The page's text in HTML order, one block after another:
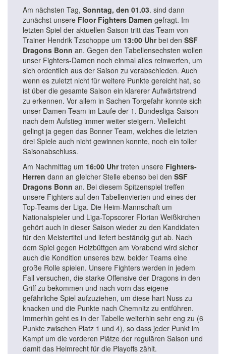
Am nächsten Tag, Sonntag, den 01.03. sind dann
zunächst unsere Floor Fighters Damen gefragt. Im
letzten Spiel der aktuellen Saison tritt das Team von
Trainer Hendrik Tzschoppe um 13:00 Uhrbei den SSF
Dragons Bonn an. Gegen den Tabellensechsten wollen
unser Fighters-Damen noch einmal alles reinwerfen, um
sich ordentlich aus der Saison zu verabschieden. Auch
wenn es zuletzt nicht für weitere Punkte gereicht hat, so
ist über die gesamte Saison ein klarerer Aufwärtstrend
zu erkennen. Vor allem in Sachen Torgefahr konnte sich
unser Damen-Team im Laufe der 1. Bundesliga-Saison
nach dem Aufstieg immer weiter steigern. Vielleicht
gelingt ja gegen das Bonner Team, welches die letzten
drei Spiele auch nicht gewinnen konnte, noch ein toller
Saisonabschluss.
Am Nachmittag um 16:00 Uhrtreten unsere Fighters-
Herren dann an gleicher Stelle ebenso bei den SSF
Dragons Bonn an. Bei diesem Spitzenspiel treffen
unsere Fighters auf den Tabellenvierten und eines der
Top-Teams der Liga. Die Heim-Mannschaft um
Nationalspieler und Liga-Topscorer Florian Weißkirchen
gehört auch in dieser Saison wieder zu den Kandidaten
für den Meistertitel und liefert beständig gut ab. Nach
dem Spiel gegen Holzbüttgen am Vorabend wird sicher
auch die Kondition unseres bzw. beider Teams eine
große Rolle spielen. Unsere Fighters werden in jedem
Fall versuchen, die starke Offensive der Dragons in den
Griff zu bekommen und nach vorn das eigene
gefährliche Spiel aufzuziehen, um diese hart Nuss zu
knacken und die Punkte nach Chemnitz zu entführen.
Immerhin geht es in der Tabelle weiterhin sehr eng zu (6
Punkte zwischen Platz 1 und 4), so dass jeder Punkt im
Kampf um die vorderen Plätze der regulären Saison und
damit das Heimrecht für die Playoffs zählt.